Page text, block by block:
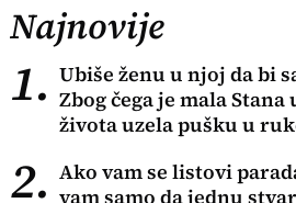
Najnovije
1. Ubiše ženu u njoj da bi
Zbog čega je mala
života uzela pušku u
2. Ako vam se listovi
vam samo da jednu